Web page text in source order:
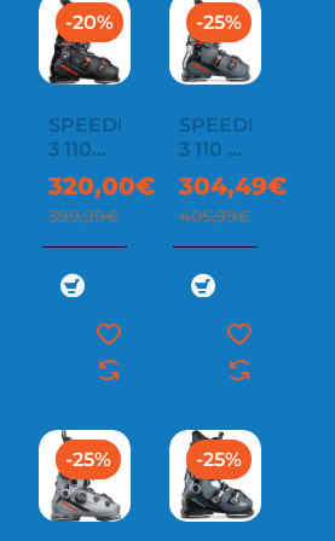
-20%
SPEEDMACHINE
3 110
GW
320,00€
399,99€
-25%
SPEEDMACHINE
3 110 X
GW
304,49€
405,99€
-25% -25%